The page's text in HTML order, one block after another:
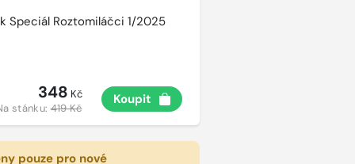
Speciál Roztomiláčci 1/2025
348 Kč
stánku:419 Kč
Koupit
pouze pro nové